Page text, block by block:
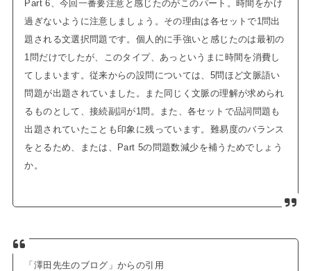
Part 6、今回一番要注意と感じたのがこのパート。時間をかけ
過ぎないように注意しましょう。その理由は各セットで1問出
題される文選択問題です。個人的に手強いと感じたのは最初の
1問だけでしたが、このタイプ、あっというまに時間を消費し
てしまいます。従来からの設問については、5問ほど文脈語い
問題が出題されていました。また同じく文脈の理解が求められ
るものとして、接続副詞が1問。また、各セットで品詞問題も
出題されていたことも印象に残っています。難易度のバランス
をとるため、または、Part 5の問題数減少を補うためでしょう
か。
「澤田先生のブログ」からの引用